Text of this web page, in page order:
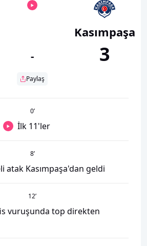
-
Paylaş
Kasımpaşa
3
0’
İlk 11'ler
8’
atak Kasımpaşa'dan geldi
12’
vuruşunda top direkten